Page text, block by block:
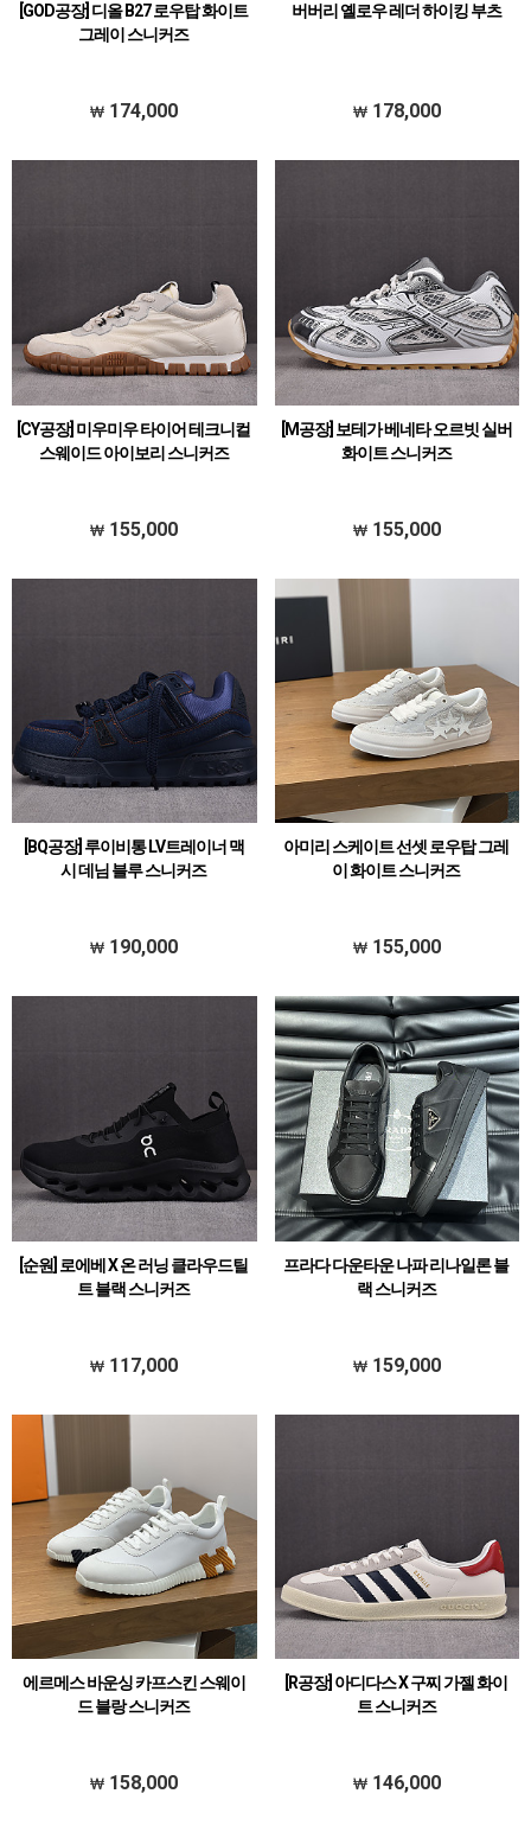
[GOD공장] 디올 B27 로우탑 화이트
그레이 스니커즈
174,000
버버리 옐로우 레더 하이킹 부츠
178,000
[CY공장] 미우미우 타이어 테크니컬
스웨이드 아이보리 스니커즈
155,000
[M공장] 보테가 베네타 오르빗 실버
화이트 스니커즈
155,000
[BQ공장] 루이비통 LV트레이너 맥
시 데님 블루 스니커즈
190,000
아미리 스케이트 선셋 로우탑 그레
이 화이트 스니커즈
155,000
[순원] 로에베 X 온 러닝 클라우드틸
트 블랙 스니커즈
117,000
프라다 다운타운 나파 리나일론 블
랙 스니커즈
159,000
에르메스 바운싱 카프스킨 스웨이
드 블랑 스니커즈
158,000
[R공장] 아디다스 X 구찌 가젤 화이
트 스니커즈
146,000